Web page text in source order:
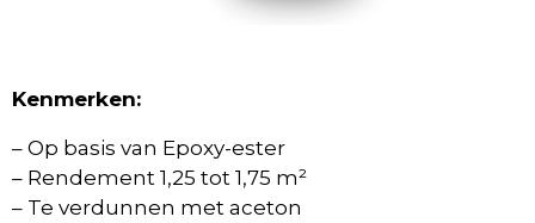
Kenmerken:
– Op basis van Epoxy-ester
– Rendement 1,25 tot 1,75 m²
– Te verdunnen met aceton